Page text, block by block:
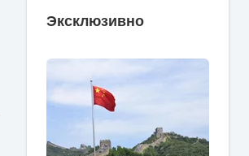
Эксклюзивно